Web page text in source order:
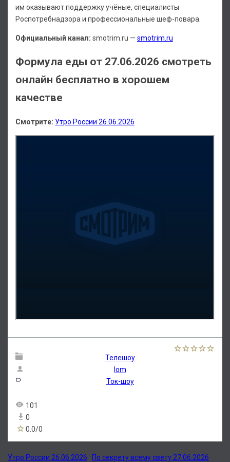
им оказывают поддержку учёные, специалисты
Роспотребнадзора и профессиональные шеф-повара.
Официальный канал: smotrim.ru — smotrim.ru
Формула еды от 27.06.2026 смотреть
онлайн бесплатно в хорошем
качестве
Смотрите: Утро России 26.06.2026
Телешоу
lom
Ток-шоу
101
0
0.0/0
Утро России 26.06.2026 По секрету всему свету 27.06.2026